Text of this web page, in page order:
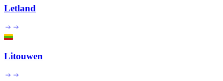
Letland
Litouwen